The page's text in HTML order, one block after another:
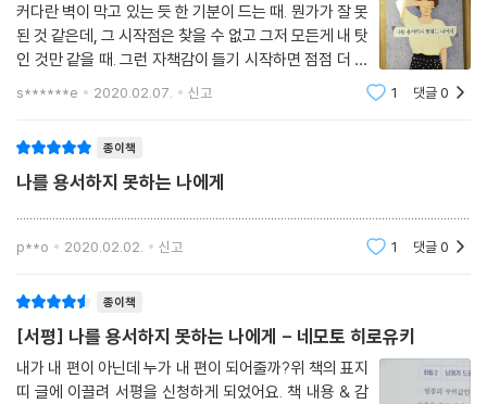
커다란 벽이 막고 있는 듯 한 기분이 드는 때. 뭔가가 잘 못
된 것 같은데, 그 시작점은 찾을 수 없고 그저 모든게 내 탓
인 것만 같을 때. 그런 자책감이 들기 시작하면 점점 더 해
결책은 눈에 보이지 않고 무력감과 자괴감이 늘어 모든것
s******e 2020.02.07. 신고 1 댓글0
종이책
나를 용서하지 못하는 나에게
p**o 2020.02.02. 신고 1 댓글0
종이책
[서평] 나를 용서하지 못하는 나에게 - 네모토 히로유키
내가 내 편이 아닌데 누가 내 편이 되어줄까?위 책의 표지
띠 글에 이끌려 서평을 신청하게 되었어요. 책 내용 & 감